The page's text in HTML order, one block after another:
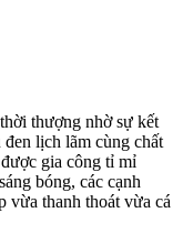
thượng nhờ sự kết
lịch lãm cùng chất
gia công tỉ mỉ
bóng, các cạnh
vừa thanh thoát vừa cá